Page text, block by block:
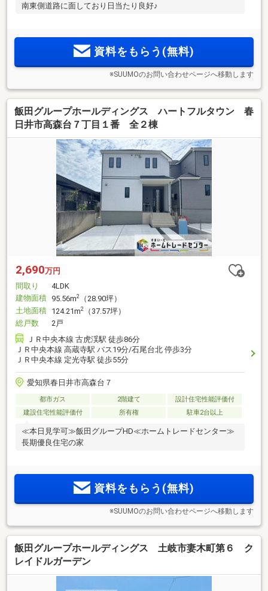
南東側道路に面しており日当たり良好♪
資料をもらう(無料)
※SUUMOのお問い合わせページへ移動します
飯田グループホールディングス ハートフルタウン 春
日井市高森台７丁目１番 全２棟
2,690万円
間取り
4LDK
建物面積 95.56m2
（28.90坪）
土地面積 124.21m2
（37.57坪）
総戸数
2戸
ＪＲ中央本線 古虎渓駅 徒歩86分
ＪＲ中央本線 高蔵寺駅 バス19分/石尾台北 停歩3分
ＪＲ中央本線 定光寺駅 徒歩55分
愛知県春日井市高森台７
都市ガス 2階建て
設計住宅性能評価付
建設住宅性能評価付
所有権 駐車2台以上
≪本日見学可≫飯田グループHD≪ホームトレードセンター≫
長期優良住宅の家
資料をもらう(無料)
※SUUMOのお問い合わせページへ移動します
飯田グループホールディングス 土岐市妻木町第６ ク
レイドルガーデン